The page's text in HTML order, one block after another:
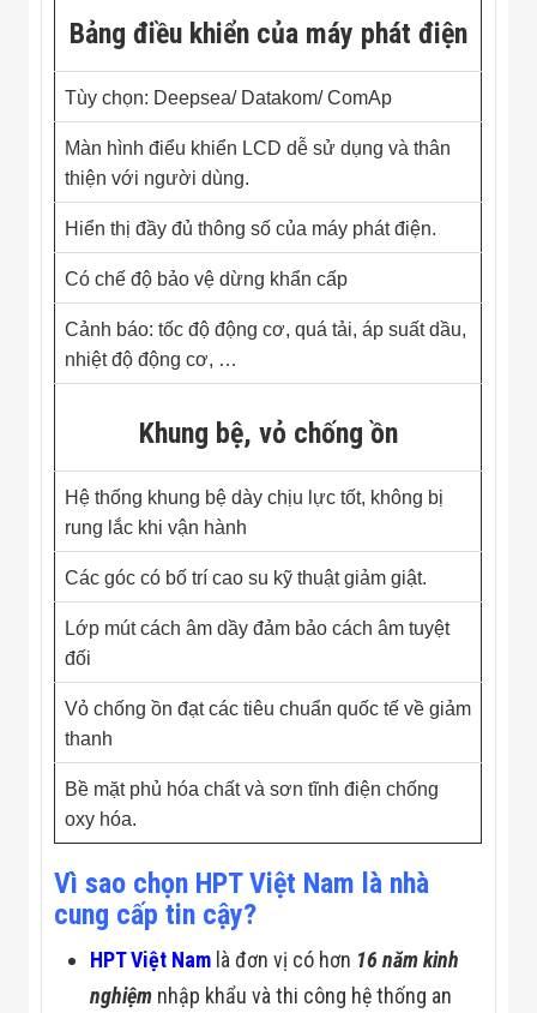
Bảng điều khiển của máy phát điện
Tùy chọn: Deepsea/ Datakom/ ComAp
Màn hình điểu khiển LCD dễ sử dụng và thân
thiện với người dùng.
Hiển thị đầy đủ thông số của máy phát điện.
Có chế độ bảo vệ dừng khẩn cấp
Cảnh báo: tốc độ động cơ, quá tải, áp suất dầu,
nhiệt độ động cơ, …
Khung bệ, vỏ chống ồn
Hệ thống khung bệ dày chịu lực tốt, không bị
rung lắc khi vận hành
Các góc có bố trí cao su kỹ thuật giảm giật.
Lớp mút cách âm dầy đảm bảo cách âm tuyệt
đối
Vỏ chống ồn đạt các tiêu chuẩn quốc tế về giảm
thanh
Bề mặt phủ hóa chất và sơn tĩnh điện chống
oxy hóa.
Vì sao chọn HPT Việt Nam là nhà
cung cấp tin cậy?
HPT Việt Nam là đơn vị có hơn 16 năm kinh
nghiệm nhập khẩu và thi công hệ thống an